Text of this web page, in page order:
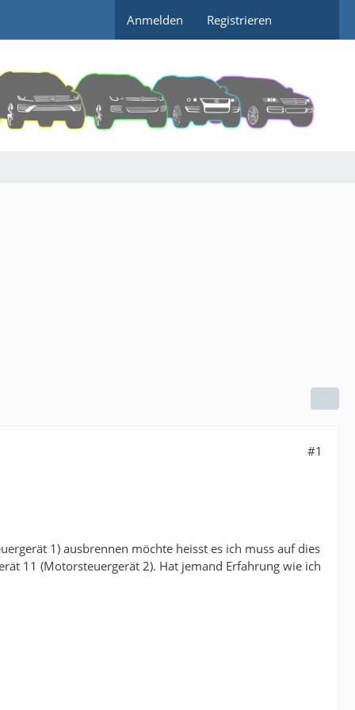
Anmelden Registrieren
#1
1) ausbrennen möchte heisst es ich muss auf dies
11 (Motorsteuergerät 2). Hat jemand Erfahrung wie ich